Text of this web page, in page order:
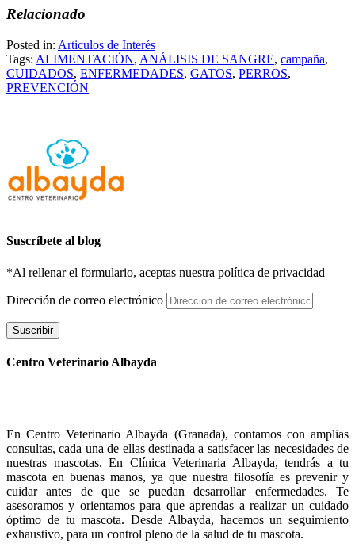
Relacionado
Posted in: Articulos de Interés
Tags: ALIMENTACIÓN, ANÁLISIS DE SANGRE, campaña,
CUIDADOS, ENFERMEDADES, GATOS, PERROS,
PREVENCIÓN
Suscríbete al blog
*Al rellenar el formulario, aceptas nuestra política de privacidad
Dirección de correo electrónico
Suscribir
Centro Veterinario Albayda
En Centro Veterinario Albayda (Granada), contamos con amplias
consultas, cada una de ellas destinada a satisfacer las necesidades de
nuestras mascotas. En Clínica Veterinaria Albayda, tendrás a tu
mascota en buenas manos, ya que nuestra filosofía es prevenir y
cuidar antes de que se puedan desarrollar enfermedades. Te
asesoramos y orientamos para que aprendas a realizar un cuidado
óptimo de tu mascota. Desde Albayda, hacemos un seguimiento
exhaustivo, para un control pleno de la salud de tu mascota.